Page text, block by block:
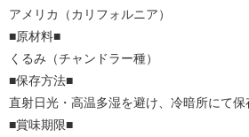
アメリカ（カリフォルニア）
■原材料■
くるみ（チャンドラー種）
■保存方法■
直射日光・高温多湿を避け、冷暗所にて保
■賞味期限■